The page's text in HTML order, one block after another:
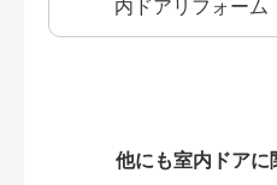
内ドアリフォーム
他にも室内ドア